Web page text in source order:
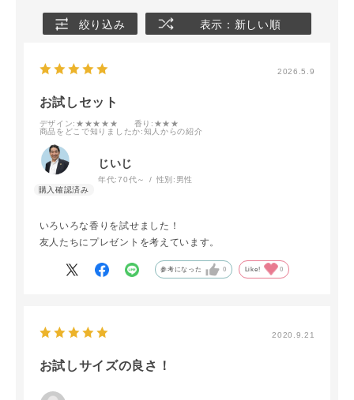
絞り込み 表示：新しい順
2026.5.9
お試しセット
デザイン:★★★★★ 香り :★★★
商品をどこで知りましたか:知人からの紹介
じいじ
年代:70代～ 性別: 男性
いろいろな香りを試せました！
友人たちにプレゼントを考えています。
参考になった 0 Like! 0
2020.9.21
お試しサイズの良さ！